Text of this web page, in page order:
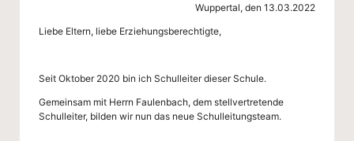
Wuppertal, den 13.03.2022
Liebe Eltern, liebe Erziehungsberechtigte,
Seit Oktober 2020 bin ich Schulleiter dieser Schule.
Gemeinsam mit Herrn Faulenbach, dem stellvertretende
Schulleiter, bilden wir nun das neue Schulleitungsteam.